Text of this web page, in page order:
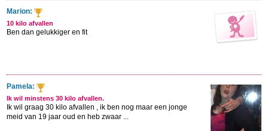
Marion:
10 kilo afvallen
Ben dan gelukkiger en fit
Pamela:
Ik wil minstens 30 kilo afvallen.
Ik wil graag 30 kilo afvallen , ik ben nog maar een jonge
meid van 19 jaar oud en heb zwaar ...